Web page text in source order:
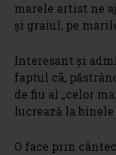
marele artist ne
și graiul, pe
Interesant și
faptul cã,
de fiu al „celor
lucrează la
O face prin